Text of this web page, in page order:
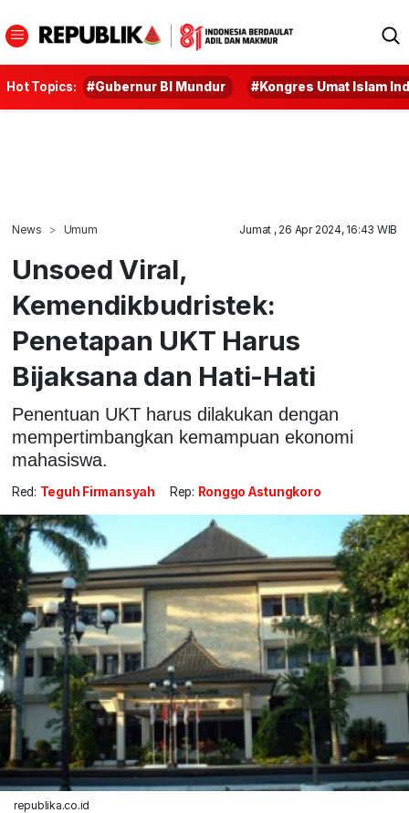
Hot Topics: #Gubernur BI Mundur #Kongres Umat Islam
News Umum Jumat , 26 Apr 2024, 16:43 WIB
Unsoed Viral,
Kemendikbudristek:
Penetapan UKT Harus
Bijaksana dan Hati-Hati
Penentuan UKT harus dilakukan dengan
mempertimbangkan kemampuan ekonomi
mahasiswa.
Red: Teguh Firmansyah Rep: Ronggo Astungkoro
republika.co.id